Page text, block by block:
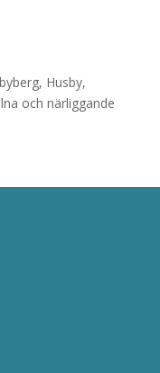
Husby,
och närliggande